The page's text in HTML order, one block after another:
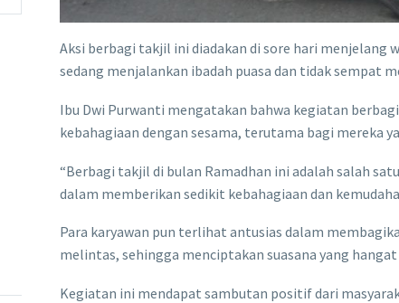
Aksi berbagi takjil ini diadakan di sore hari menjelang
sedang menjalankan ibadah puasa dan tidak sempat
Ibu Dwi Purwanti mengatakan bahwa kegiatan
kebahagiaan dengan sesama, terutama bagi mereka
“Berbagi takjil di bulan Ramadhan ini adalah salah
dalam memberikan sedikit kebahagiaan dan
Para karyawan pun terlihat antusias dalam
melintas, sehingga menciptakan suasana yang
Kegiatan ini mendapat sambutan positif dari